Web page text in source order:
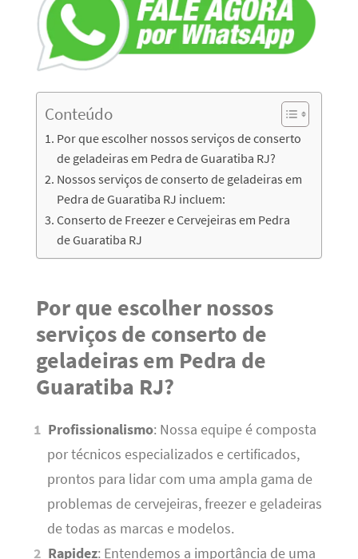
Conteúdo
Por que escolher nossos serviços de conserto
de geladeiras em Pedra de Guaratiba RJ?
Nossos serviços de conserto de geladeiras em
Pedra de Guaratiba RJ incluem:
Conserto de Freezer e Cervejeiras em Pedra
de Guaratiba RJ
Por que escolher nossos
serviços de conserto de
geladeiras em Pedra de
Guaratiba RJ?
Profissionalismo: Nossa equipe é composta
por técnicos especializados e certificados,
prontos para lidar com uma ampla gama de
problemas de cervejeiras, freezer e geladeiras
de todas as marcas e modelos.
Rapidez: Entendemos a importância de uma